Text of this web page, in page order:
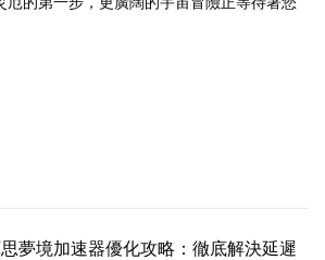
夢境加速器優化攻略：徹底解決延遲